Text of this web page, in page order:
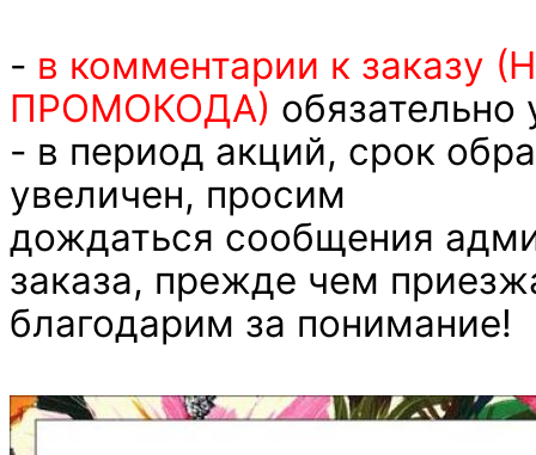
- в комментарии к заказу
ПРОМОКОДА) обязательно
- в период акций, срок
увеличен, просим
дождаться сообщения
заказа, прежде чем
благодарим за понимание!